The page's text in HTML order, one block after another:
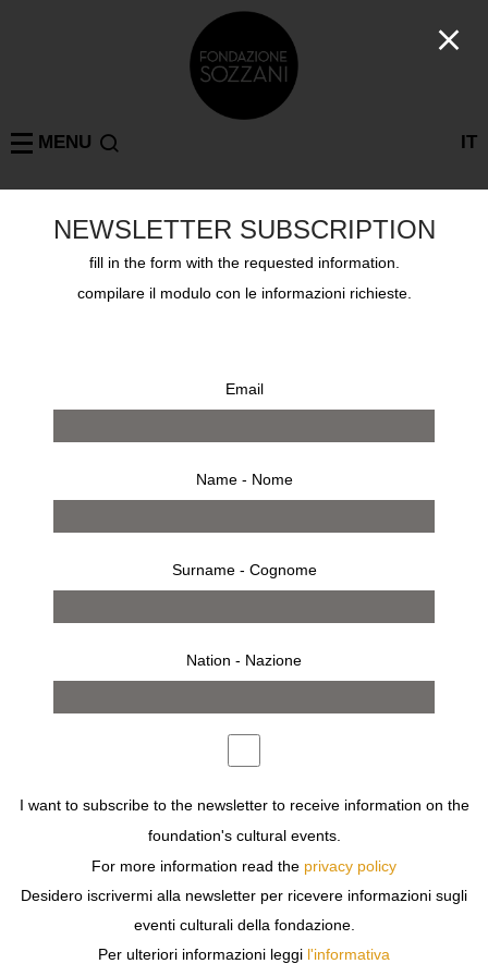
IT
MENU
DAVID SEIDNER
MILAN
DAVID SEIDNER
NEWSLETTER SUBSCRIPTION
fill in the form with the requested information.
compilare il modulo con le informazioni richieste.
Email
Name - Nome
Surname - Cognome
Nation - Nazione
I want to subscribe to the newsletter to receive information on the
foundation's cultural events.
For more information read the privacy policy
Desidero iscrivermi alla newsletter per ricevere informazioni sugli
eventi culturali della fondazione.
Per ulteriori informazioni leggi l'informativa